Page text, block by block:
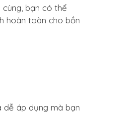
bạn có thể
hoàn toàn cho bồn
dễ áp dụng mà bạn